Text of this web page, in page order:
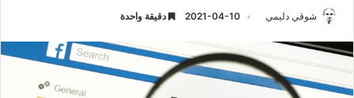
شوقي دليمي 2021-04-10 دقيقة واحدة